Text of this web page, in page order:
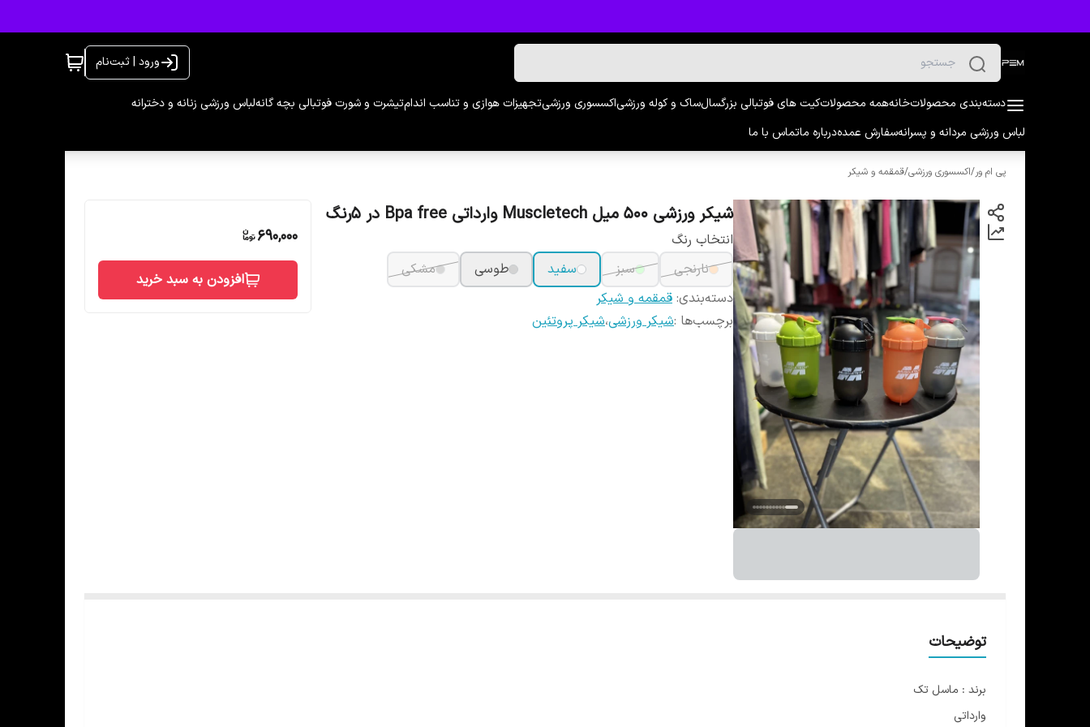
ورود | ثبت‌نام
دسته‌بندی محصولاتخانههمه محصولاتکیت های فوتبالی بزرگسالساک و کوله ورزشیاکسسوری ورزشیتجهیزات هوازی و تناسب اندامتیشرت و شورت فوتبالی بچه گانهلباس ورزشی زنانه و دخترانه
لباس ورزشی مردانه و پسرانهسفارش عمدهدرباره ماتماس با ما
پی ام ور/اکسسوری ورزشی/قمقمه و شیکر
شیکر ورزشی 500 میل Muscletech وارداتی Bpa free در 5رنگ
انتخاب رنگ
نارنجی
سبز سفید طوسی
مشکی
دسته‌بندی: قمقمه و شیکر
برچسب‌ها :شیکر ورزشی،شیکر پروتئین
690,000
افزودن به سبد خرید
توضیحات
برند : ماسل تک
وارداتی